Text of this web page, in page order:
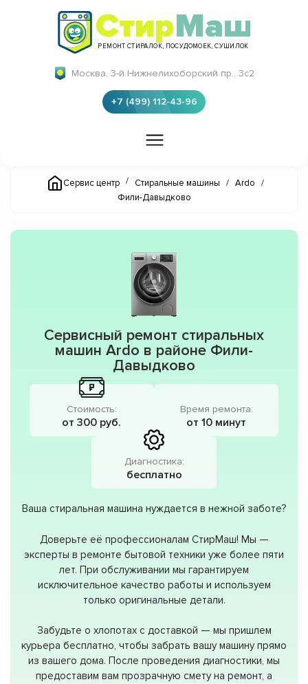
СтирМаш
РЕМОНТ СТИРАЛОК, ПОСУДОМОЕК, СУШИЛОК
Москва, 3-й Нижнелихоборский пр., 3с2
+7 (499) 112-43-96
Сервис центр / Стиральные машины / Ardo
/
Фили-Давыдково
Сервисный ремонт стиральных
машин Ardo в районе Фили-
Давыдково
Стоимость:
от 300 руб.
Время ремонта:
от 10 минут
Диагностика:
бесплатно
Ваша стиральная машина нуждается в нежной заботе?
Доверьте её профессионалам СтирМаш! Мы —
эксперты в ремонте бытовой техники уже более пяти
лет. При обслуживании мы гарантируем
исключительное качество работы и используем
только оригинальные детали.
Забудьте о хлопотах с доставкой — мы пришлем
курьера бесплатно, чтобы забрать вашу машину прямо
из вашего дома. После проведения диагностики, мы
предоставим вам прозрачную смету на ремонт, а